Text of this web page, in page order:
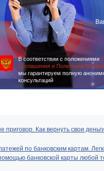
В соответствии с положениями
Соглашения и Политикой
мы гарантируем полную
консультаций
приговор. Как вернуть свои
по банковским картам.
банковской карты любой